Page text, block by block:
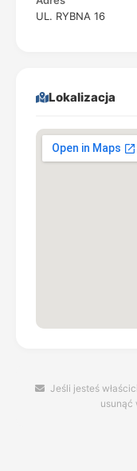
UL. RYBNA 16
Lokalizacja
Jeśli jesteś
usunąć